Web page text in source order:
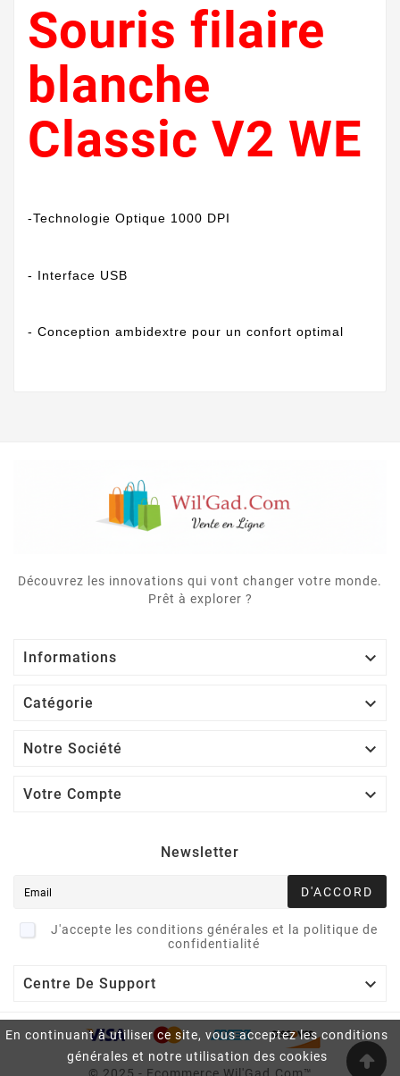
En continuant à utiliser ce site, vous acceptez les conditions
générales et notre utilisation des cookies
Souris filaire
blanche
Classic V2 WE
-Technologie Optique 1000 DPI
- Interface USB
- Conception ambidextre pour un confort optimal
Découvrez les innovations qui vont changer votre monde.
Prêt à explorer ?
Informations 
Catégorie 
Notre Société 
Votre Compte 
Newsletter
D'ACCORD
J'accepte les conditions générales et la politique de
confidentialité
Centre De Support 
© 2025 - Ecommerce Wil'Gad.Com™